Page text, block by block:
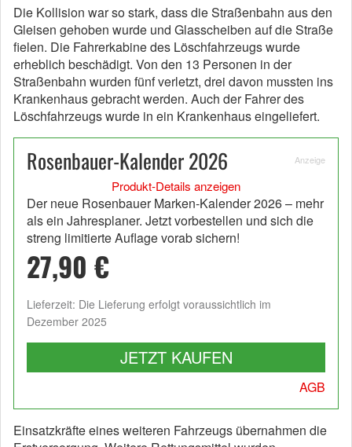
Die Kollision war so stark, dass die Straßenbahn aus den
Gleisen gehoben wurde und Glasscheiben auf die Straße
fielen. Die Fahrerkabine des Löschfahrzeugs wurde
erheblich beschädigt. Von den 13 Personen in der
Straßenbahn wurden fünf verletzt, drei davon mussten ins
Krankenhaus gebracht werden. Auch der Fahrer des
Löschfahrzeugs wurde in ein Krankenhaus eingeliefert.
Rosenbauer-Kalender 2026 Anzeige
Produkt-Details anzeigen
Der neue Rosenbauer Marken-Kalender 2026 – mehr
als ein Jahresplaner. Jetzt vorbestellen und sich die
streng limitierte Auflage vorab sichern!
27,90 €
Lieferzeit: Die Lieferung erfolgt voraussichtlich im
Dezember 2025
JETZT KAUFEN
AGB
Einsatzkräfte eines weiteren Fahrzeugs übernahmen die